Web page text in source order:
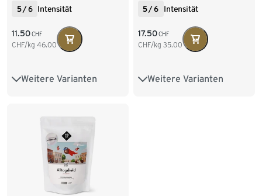
5 /6 Intensität
11.50CHF
CHF/kg 46.00
Weitere Varianten
250 g Ganze Bohne
5/6 Intensität
17.50CHF
CHF/kg 35.00
Weitere Varianten
500 g Ganze Bohne